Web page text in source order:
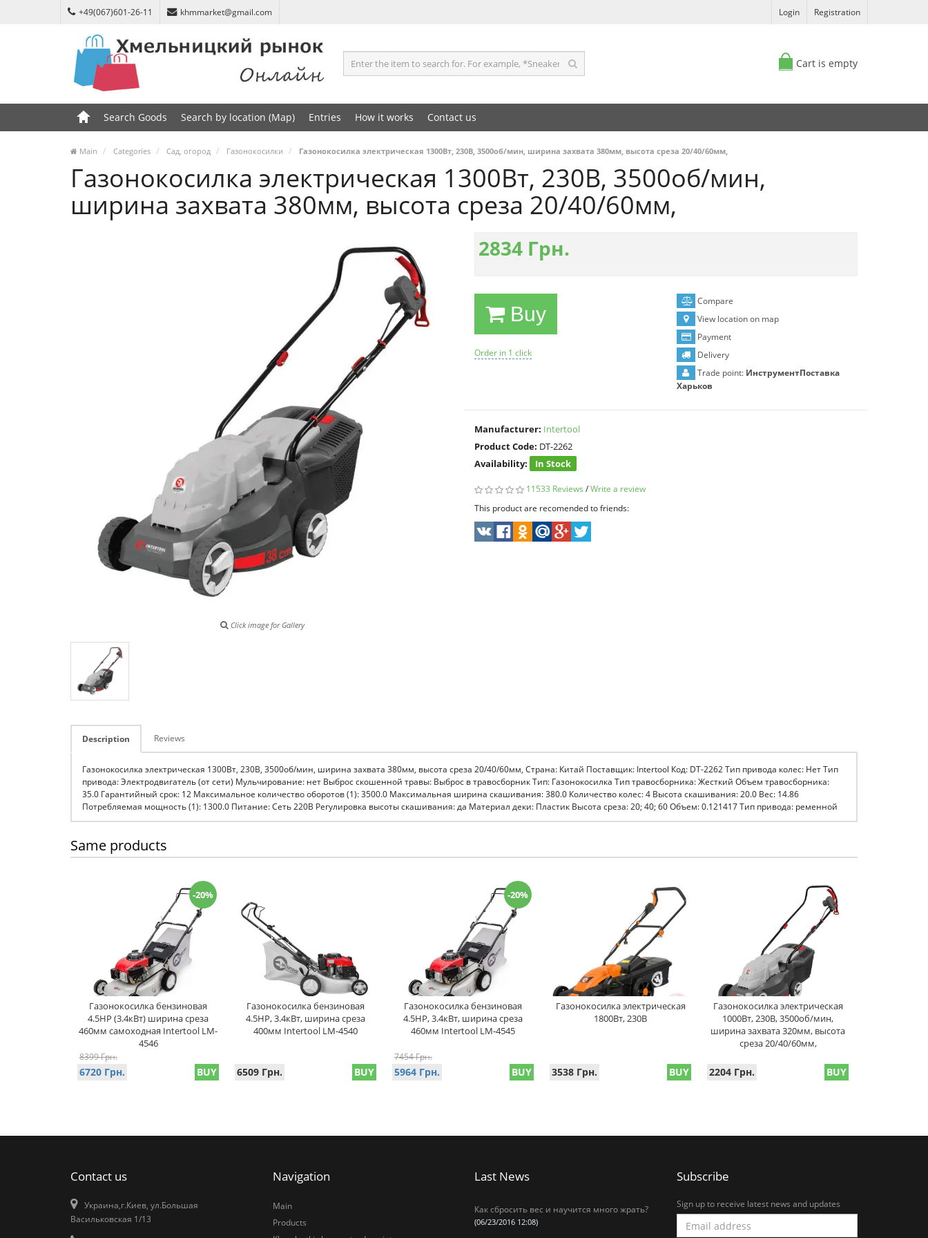
+49(067)601-26-11 khmmarket@gmail.com Login Registration
Cart is empty
Search Goods Search by location (Map) Entries How it works Contact us
Main Categories Сад, огород Газонокосилки Газонокосилка электрическая 1300Вт, 230В, 3500об/мин, ширина захвата 380мм, высота среза 20/40/60мм,
Газонокосилка электрическая 1300Вт, 230В, 3500об/мин,
ширина захвата 380мм, высота среза 20/40/60мм,
Click image for Gallery
2834 Грн.
Buy
Order in 1 click
Compare
View location on map
Payment
Delivery
Trade point: ИнструментПоставка
Харьков
Manufacturer: Intertool
Product Code: DT-2262
Availability:
In Stock
11533 Reviews /Write a review
This product are recomended to friends:
Description Reviews
Газонокосилка электрическая 1300Вт, 230В, 3500об/мин, ширина захвата 380мм, высота среза 20/40/60мм, Страна: Китай Поставщик: Intertool Код: DT-2262 Тип привода колес: Нет Тип
привода: Электродвигатель (от сети) Мульчирование: нет Выброс скошенной травы: Выброс в травосборник Тип: Газонокосилка Тип травосборника: Жесткий Объем травосборника:
35.0 Гарантийный срок: 12 Максимальное количество оборотов (1): 3500.0 Максимальная ширина скашивания: 380.0 Количество колес: 4 Высота скашивания: 20.0 Вес: 14.86
Потребляемая мощность (1): 1300.0 Питание: Сеть 220В Регулировка высоты скашивания: да Материал деки: Пластик Высота среза: 20; 40; 60 Объем: 0.121417 Тип привода: ременной
Same products
Газонокосилка бензиновая
4.5HP (3.4кВт) ширина среза
460мм самоходная Intertool LM-
4546
8399 Грн.
6720 Грн.
-20%
BUY
Газонокосилка бензиновая
4.5HP, 3.4кВт, ширина среза
400мм Intertool LM-4540
6509 Грн. BUY
Газонокосилка бензиновая
4.5HP, 3.4кВт, ширина среза
460мм Intertool LM-4545
7454 Грн.
5964 Грн.
-20%
BUY
Газонокосилка электрическая
1800Вт, 230В
3538 Грн. BUY
Газонокосилка электрическая
1000Вт, 230В, 3500об/мин,
ширина захвата 320мм, высота
среза 20/40/60мм,
2204 Грн. BUY
Contact us
Украина,г.Киев, ул.Большая
Васильковская 1/13
Navigation
Main
Products
Last News
Как сбросить вес и научится много жрать?
(06/23/2016 12:08)
Subscribe
Sign up to receive latest news and updates